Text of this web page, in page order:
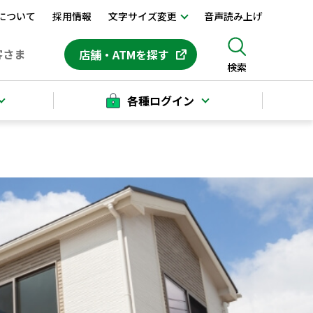
ついて 採用情報 文字サイズ変更 音声読み上げ
ま 店舗・ATMを探す
検索
各種ログイン